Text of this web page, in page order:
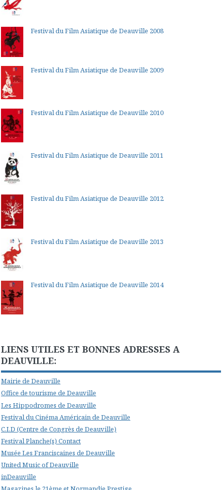
Festival du Film Asiatique de Deauville 2008
Festival du Film Asiatique de Deauville 2009
Festival du Film Asiatique de Deauville 2010
Festival du Film Asiatique de Deauville 2011
Festival du Film Asiatique de Deauville 2012
Festival du Film Asiatique de Deauville 2013
Festival du Film Asiatique de Deauville 2014
LIENS UTILES ET BONNES ADRESSES A
DEAUVILLE:
Mairie de Deauville
Office de tourisme de Deauville
Les Hippodromes de Deauville
Festival du Cinéma Américain de Deauville
C.I.D (Centre de Congrès de Deauville)
Festival Planche(s) Contact
Musée Les Franciscaines de Deauville
United Music of Deauville
inDeauville